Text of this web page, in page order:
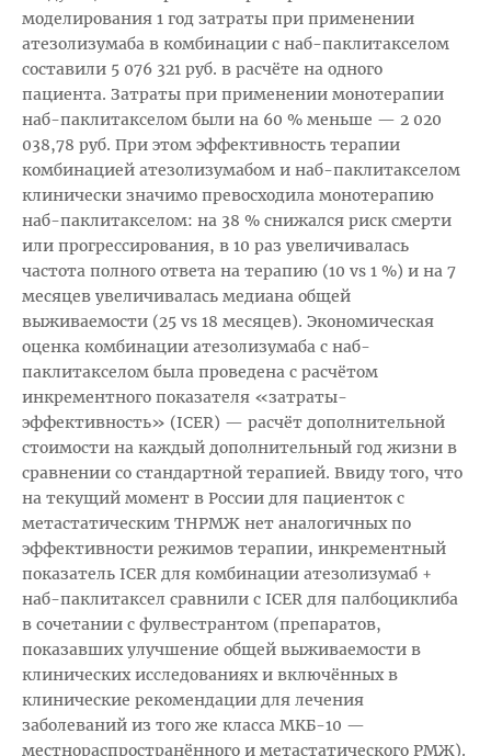
моделирования 1 год затраты при применении
атезолизумаба в комбинации с наб-паклитакселом
составили 5 076 321 руб. в расчёте на одного
пациента. Затраты при применении монотерапии
наб-паклитакселом были на 60 % меньше — 2 020
038,78 руб. При этом эффективность терапии
комбинацией атезолизумабом и наб-паклитакселом
клинически значимо превосходила монотерапию
наб-паклитакселом: на 38 % снижался риск смерти
или прогрессирования, в 10 раз увеличивалась
частота полного ответа на терапию (10 vs 1 %) и на 7
месяцев увеличивалась медиана общей
выживаемости (25 vs 18 месяцев). Экономическая
оценка комбинации атезолизумаба с наб-
паклитакселом была проведена с расчётом
инкрементного показателя «затраты-
эффективность» (ICER) — расчёт дополнительной
стоимости на каждый дополнительный год жизни в
сравнении со стандартной терапией. Ввиду того, что
на текущий момент в России для пациенток с
метастатическим ТНРМЖ нет аналогичных по
эффективности режимов терапии, инкрементный
показатель ICER для комбинации атезолизумаб +
наб-паклитаксел сравнили с ICER для палбоциклиба
в сочетании с фулвестрантом (препаратов,
показавших улучшение общей выживаемости в
клинических исследованиях и включённых в
клинические рекомендации для лечения
заболеваний из того же класса МКБ-10 —
местнораспространённого и метастатического РМЖ).